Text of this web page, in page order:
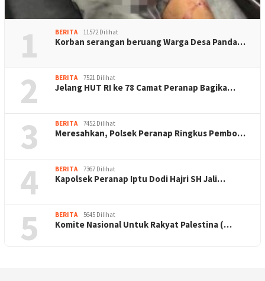
1 BERITA 11572 Dilihat
Korban serangan beruang Warga Desa Panda…
2 BERITA 7521 Dilihat
Jelang HUT RI ke 78 Camat Peranap Bagika…
3 BERITA 7452 Dilihat
Meresahkan, Polsek Peranap Ringkus Pembo…
4 BERITA 7367 Dilihat
Kapolsek Peranap Iptu Dodi Hajri SH Jali…
5 BERITA 5645 Dilihat
Komite Nasional Untuk Rakyat Palestina (…